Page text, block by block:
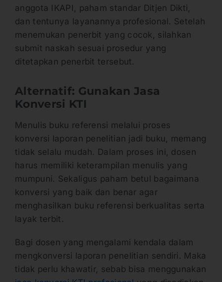
anggota IKAPI, paham standar Ditjen Dikti,
dan tentunya layanannya profesional. Setelah
menemukan penerbit yang cocok, silahkan
submit naskah sesuai prosedur yang
ditetapkan penerbit tersebut.
Alternatif: Gunakan Jasa
Konversi KTI
Menulis buku referensi melalui proses
konversi laporan penelitian jadi buku, memang
tidak selalu mudah. Dalam proses ini, dosen
harus memiliki keterampilan menulis yang
mumpuni. Sekaligus paham betul bagaimana
konversi yang baik dan benar agar
menghasilkan buku referensi berkualitas serta
layak terbit.
Bagi dosen yang mengalami kendala dalam
mengkonversi laporan penelitian sendiri. Maka
tidak perlu khawatir, sebab bisa menggunakan